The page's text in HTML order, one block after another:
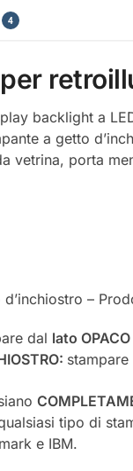
4
backlight a
a getto
vetrina, porta
d’inchiostro –
dal lato OPACO
stampare
tipo di
e IBM.